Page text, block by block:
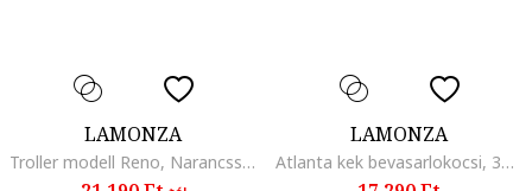
LAMONZA
Troller modell Reno, Narancssárga
LAMONZA
Atlanta kek bevasarlokocsi, 39.6 l